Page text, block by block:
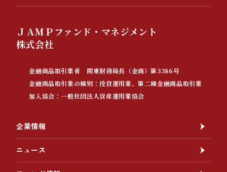
ＪＡＭＰファンド・マネジメント
株式会社
金融商品取引業者 関東財務局長（金商）第3386号
金融商品取引業の種別：投資運用業、第二種金融商品取引業
加入協会：一般社団法人資産運用業協会
企業情報
ニュース